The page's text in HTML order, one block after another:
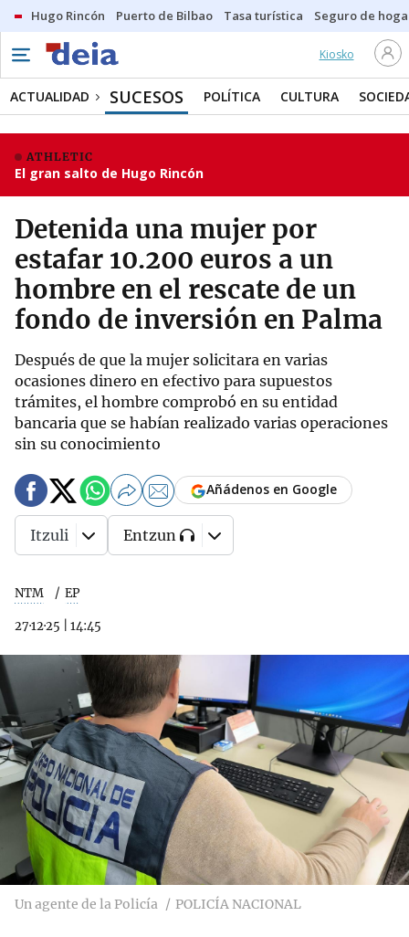
Hugo Rincón Puerto de Bilbao Tasa turística Seguro de
Kiosko
ACTUALIDAD SUCESOS POLÍTICA CULTURA
ATHLETIC
El gran salto de Hugo Rincón
Detenida una mujer por
estafar 10.200 euros a un
hombre en el rescate de un
fondo de inversión en Palma
Después de que la mujer solicitara en varias
ocasiones dinero en efectivo para supuestos
trámites, el hombre comprobó en su entidad
bancaria que se habían realizado varias operaciones
sin su conocimiento
NTM EP
27·12·25 14:45
Añádenos en Google
Itzuli Entzun
Un agente de la Policía POLICÍA NACIONAL